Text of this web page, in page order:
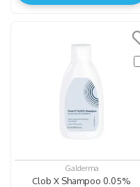
Galderma
Clob X Shampoo 0.05%